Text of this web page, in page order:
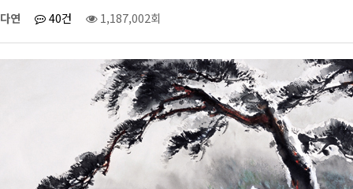
다연 40건 1,187,002회